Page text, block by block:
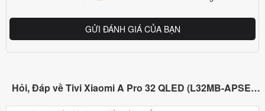
một cách nhanh chóng.
Tổng thể,Xiaomi A652026 là lựa chọn rất đáng cân nhắc trong
phân khúc TV 65 inch giá hợp lý. Sản phẩm mang lại sự cân
và hệ điều hành thông minh, phù hợp cho nhu cầu giải trí gia
đình hiện đại.
GỬI ĐÁNH GIÁ CỦA BẠN
Hỏi, Đáp về Tivi Xiaomi A Pro 32 QLED (L32MB-APSEA) 2026